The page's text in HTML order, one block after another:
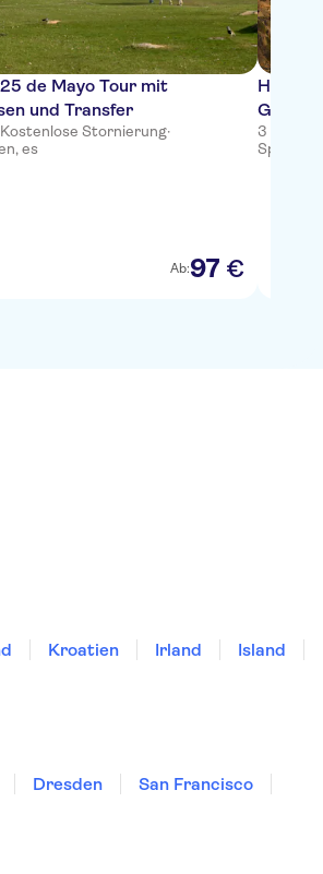
de Mayo Tour mit
und Transfer
Kostenlose Stornierung·
es
Ab:97 €
3
Kroatien Irland
Island
Dresden
San Francisco